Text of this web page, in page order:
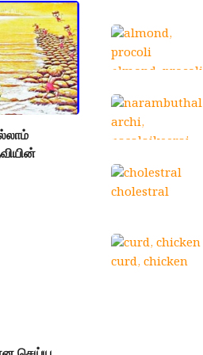
almond, procoli
narambuthalar
chi,
pasalaikeerai
cholestral
curd, chicken